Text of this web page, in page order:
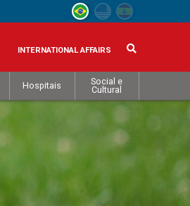
INTERNATIONAL AFFAIRS
Hospitais
Social e
Cultural